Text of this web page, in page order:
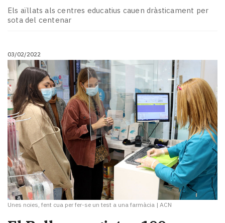
Els aïllats als centres educatius cauen dràsticament per
sota del centenar
03/02/2022
Unes noies, fent cua per fer-se un test a una farmàcia | ACN